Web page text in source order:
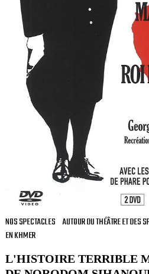
NOS SPECTACLES AUTOUR DU THÉÂTRE ET DES
EN KHMER
L'HISTOIRE TERRIBLE